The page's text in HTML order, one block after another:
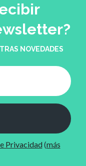
NOVEDADES
Privacidad(más